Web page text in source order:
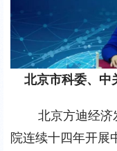
北京市科委、中
北京方迪经济发
院连续十四年开展